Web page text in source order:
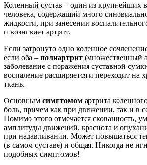
Коленный сустав – один из крупнейших
человека, содержащий много
жидкости, при занесении
и возникает артрит.
Если затронуто одно коленное
если оба – полиартрит (множественный
заболевание с поражения суставной
воспаление расширяется и переходит на
ткань.
Основным симптомом артрита
боль, причем как при движении, так и в
Помимо этого отмечается скованность,
амплитуды движений, краснота и
при надавливании. Может повышаться
(в самом суставе) и общая. Никогда не
подобных симптомов!